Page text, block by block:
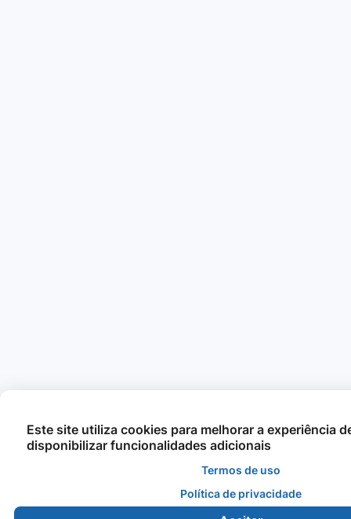
Este site utiliza cookies para melhorar a experiência
disponibilizar funcionalidades adicionais
Termos de uso
Política de privacidade